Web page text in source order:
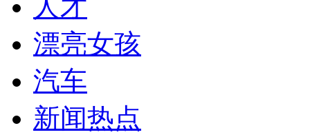
人才
漂亮女孩
汽车
新闻热点